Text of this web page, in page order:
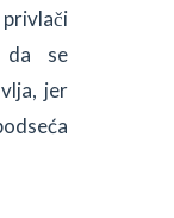
da se
jer